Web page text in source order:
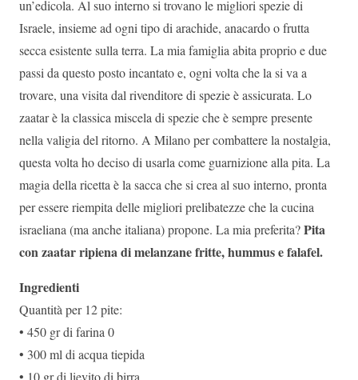
un’edicola. Al suo interno si trovano le migliori spezie di
Israele, insieme ad ogni tipo di arachide, anacardo o frutta
secca esistente sulla terra. La mia famiglia abita proprio e due
passi da questo posto incantato e, ogni volta che la si va a
trovare, una visita dal rivenditore di spezie è assicurata. Lo
zaatar è la classica miscela di spezie che è sempre presente
nella valigia del ritorno. A Milano per combattere la nostalgia,
questa volta ho deciso di usarla come guarnizione alla pita. La
magia della ricetta è la sacca che si crea al suo interno, pronta
per essere riempita delle migliori prelibatezze che la cucina
israeliana (ma anche italiana) propone. La mia preferita?Pita
con zaatar ripiena di melanzane fritte, hummus e falafel.
Ingredienti
Quantità per 12 pite:
• 450 gr di farina 0
• 300 ml di acqua tiepida
• 10 gr di lievito di birra